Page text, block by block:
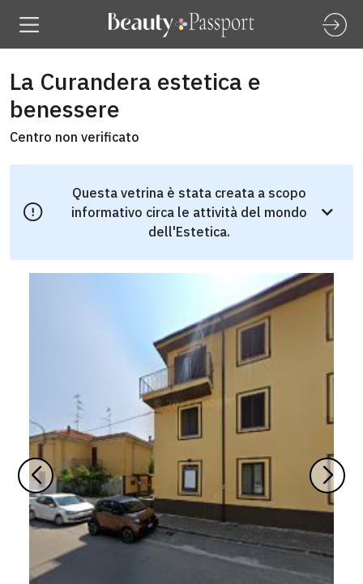
La Curandera estetica e
benessere
Centro non verificato
Questa vetrina è stata creata a scopo
informativo circa le attività del mondo
dell'Estetica.